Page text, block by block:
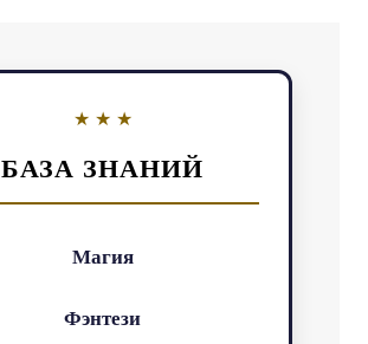
БАЗА ЗНАНИЙ
Магия
Фэнтези